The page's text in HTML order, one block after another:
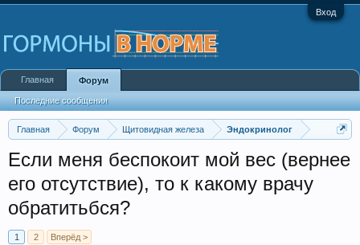
Вход
Главная Форум Щитовидная железа Эндокринолог
Если меня беспокоит мой вес (вернее
его отсутствие), то к какому врачу
обратитьбся?
1 2 Вперёд >
Главная Форум
Последние сообщения